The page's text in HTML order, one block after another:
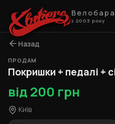
з 2003 року
Назад
ПРОДАМ
Покришки + педалі +
від 200 грн
Київ